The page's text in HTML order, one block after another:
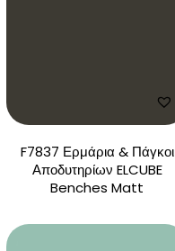
F7837 Ερμάρια & Πάγκοι
Αποδυτηρίων ELCUBE
Benches Matt